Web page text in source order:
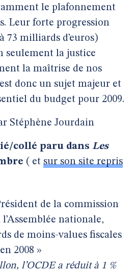
le plafonnement
Leur forte progression
73 milliards d’euros)
seulement la justice
la maîtrise de nos
donc un sujet majeur et
du budget pour 2009.
Stéphène Jourdain
collé paru dans Les
( et sur son site repris
de la commission
l’Assemblée nationale,
de moins-values fiscales
en 2008 »
l’OCDE a réduit à 1 %